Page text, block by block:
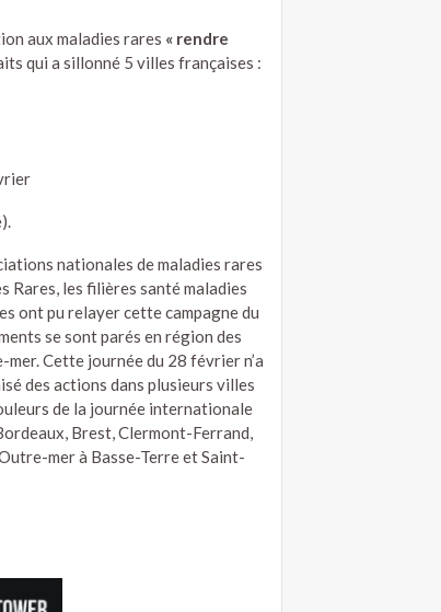
aux maladies rares « rendre
qui a sillonné 5 villes françaises :
nationales de maladies rares
Rares, les filières santé maladies
ont pu relayer cette campagne du
se sont parés en région des
Cette journée du 28 février n’a
des actions dans plusieurs villes
de la journée internationale
Brest, Clermont-Ferrand,
mer à Basse-Terre et Saint-